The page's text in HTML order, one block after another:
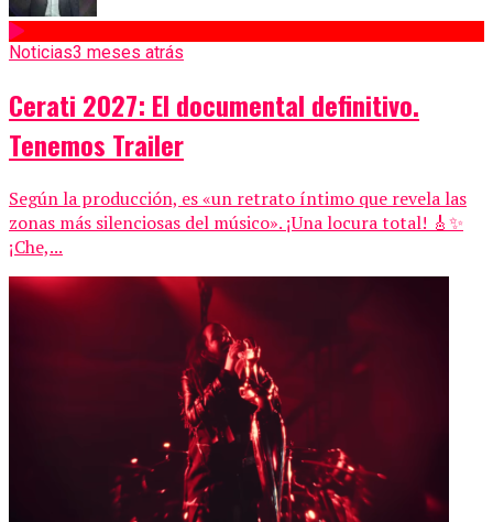
Noticias3 meses atrás
Cerati 2027: El documental definitivo.
Tenemos Trailer
Según la producción, es «un retrato íntimo que revela las
zonas más silenciosas del músico». ¡Una locura total! 🎸✨
¡Che,...